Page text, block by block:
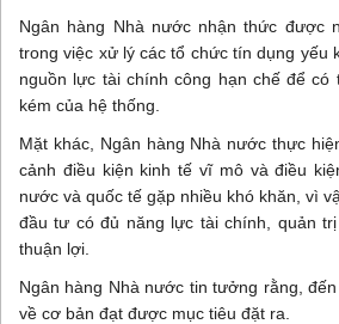
Ngân hàng Nhà nước nhận thức được
trong việc xử lý các tổ chức tín dụng yếu
nguồn lực tài chính công hạn chế để
kém của hệ thống.
Mặt khác, Ngân hàng Nhà nước thực
cảnh điều kiện kinh tế vĩ mô và điều
nước và quốc tế gặp nhiều khó khăn, vì
đầu tư có đủ năng lực tài chính, quản
thuận lợi.
Ngân hàng Nhà nước tin tưởng rằng,
về cơ bản đạt được mục tiêu đặt ra.